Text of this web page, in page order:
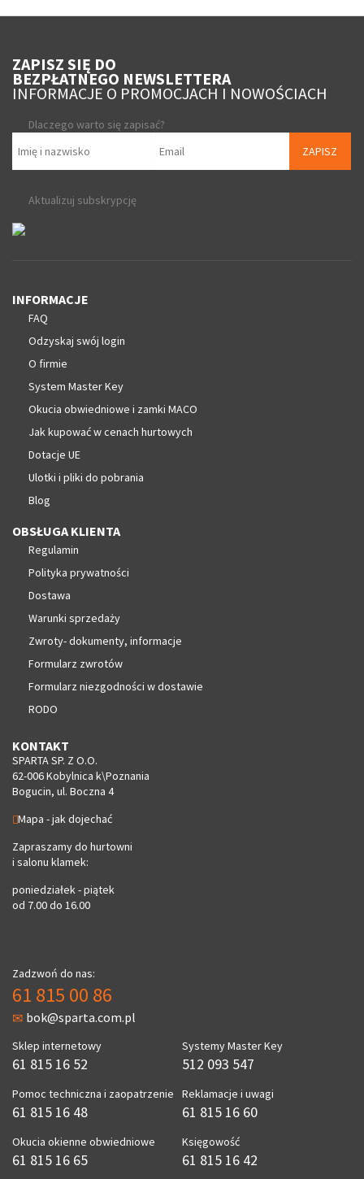
ZAPISZ SIĘ DO
BEZPŁATNEGO NEWSLETTERA
INFORMACJE O PROMOCJACH I NOWOŚCIACH
Dlaczego warto się zapisać?
ZAPISZ
Aktualizuj subskrypcję
INFORMACJE
FAQ
Odzyskaj swój login
O firmie
System Master Key
Okucia obwiedniowe i zamki MACO
Jak kupować w cenach hurtowych
Dotacje UE
Ulotki i pliki do pobrania
Blog
OBSŁUGA KLIENTA
Regulamin
Polityka prywatności
Dostawa
Warunki sprzedaży
Zwroty- dokumenty, informacje
Formularz zwrotów
Formularz niezgodności w dostawie
RODO
KONTAKT
SPARTA SP. Z O.O.
62-006 Kobylnica k\Poznania
Bogucin, ul. Boczna 4
Mapa - jak dojechać
Zapraszamy do hurtowni
i salonu klamek:
poniedziałek - piątek
od 7.00 do 16.00
Zadzwoń do nas:
61 815 00 86
bok@sparta.com.pl
Sklep internetowy
61 815 16 52
Pomoc techniczna i zaopatrzenie
61 815 16 48
Okucia okienne obwiedniowe
61 815 16 65
Systemy Master Key
512 093 547
Reklamacje i uwagi
61 815 16 60
Księgowość
61 815 16 42